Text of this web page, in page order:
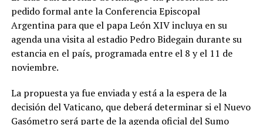
pedido formal ante la Conferencia Episcopal
Argentina para que el papa León XIV incluya en su
agenda una visita al estadio Pedro Bidegain durante su
estancia en el país, programada entre el 8 y el 11 de
noviembre.
La propuesta ya fue enviada y está a la espera de la
decisión del Vaticano, que deberá determinar si el Nuevo
Gasómetro será parte de la agenda oficial del Sumo